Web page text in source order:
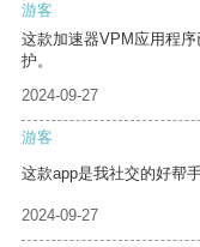
游客
这款加速器VPM应用程
护。
2024-09-27
游客
这款app是我社交的好帮
2024-09-27